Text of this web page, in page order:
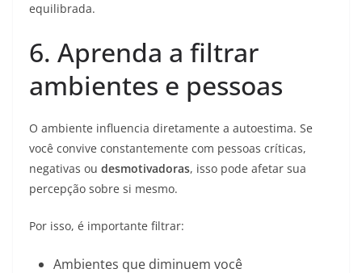
equilibrada.
6. Aprenda a filtrar
ambientes e pessoas
O ambiente influencia diretamente a autoestima. Se
você convive constantemente com pessoas críticas,
negativas ou desmotivadoras, isso pode afetar sua
percepção sobre si mesmo.
Por isso, é importante filtrar:
Ambientes que diminuem você